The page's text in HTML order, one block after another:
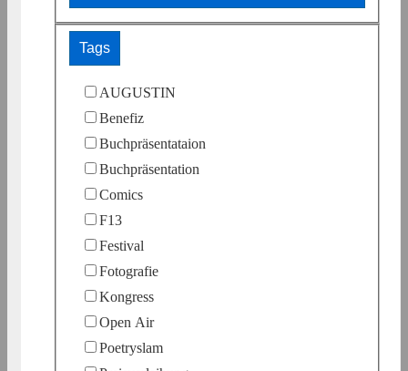
Tags
AUGUSTIN
Benefiz
Buchpräsentataion
Buchpräsentation
Comics
F13
Festival
Fotografie
Kongress
Open Air
Poetryslam